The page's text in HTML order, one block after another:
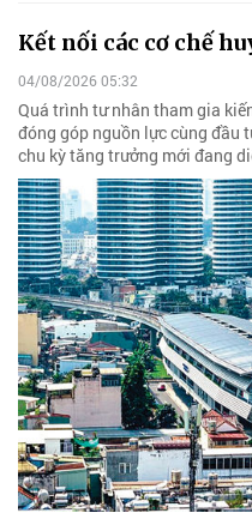
Kết nối các cơ chế
04/08/2026 05:32
Quá trình tư nhân tham gia
đóng góp nguồn lực cùng đầu
chu kỳ tăng trưởng mới đang